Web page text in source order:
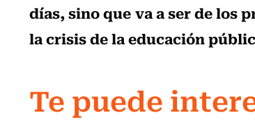
días, sino que va a ser de los
la crisis de la educación
Te puede